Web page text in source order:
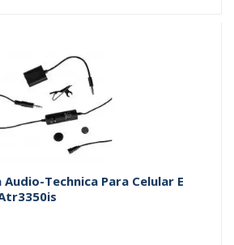
Technica Para Celular E